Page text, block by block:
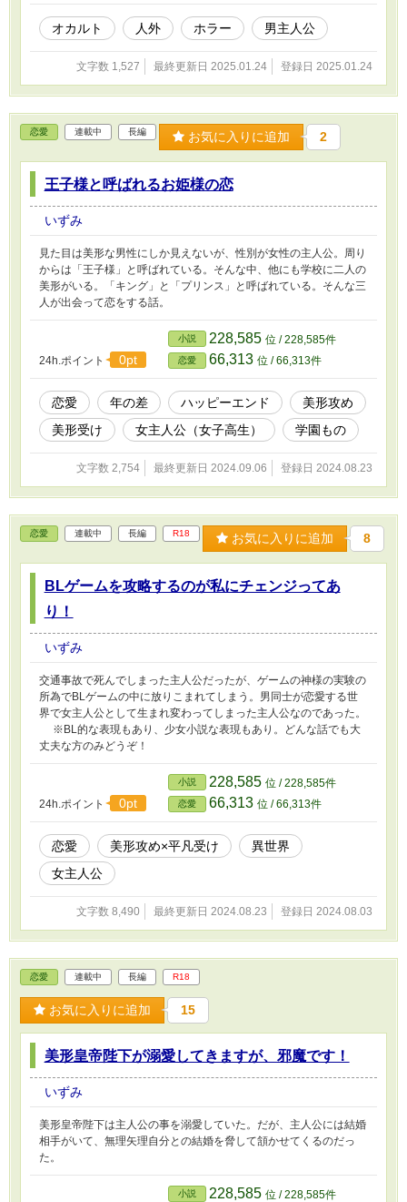
オカルト 人外 ホラー 男主人公
文字数 1,527 最終更新日 2025.01.24 登録日 2025.01.24
恋愛 連載中 長編 お気に入りに追加 2
王子様と呼ばれるお姫様の恋
いずみ
見た目は美形な男性にしか見えないが、性別が女性の主人公。周り
からは「王子様」と呼ばれている。そんな中、他にも学校に二人の
美形がいる。「キング」と「プリンス」と呼ばれている。そんな三
人が出会って恋をする話。
24h.ポイント 0pt
小説 228,585 位 / 228,585件
恋愛 66,313 位 / 66,313件
恋愛 年の差 ハッピーエンド
美形攻め
美形受け
女主人公（女子高生） 学園もの
文字数 2,754 最終更新日 2024.09.06 登録日 2024.08.23
恋愛 連載中 長編 R18 お気に入りに追加 8
BLゲームを攻略するのが私にチェンジってあ
り！
いずみ
交通事故で死んでしまった主人公だったが、ゲームの神様の実験の
所為でBLゲームの中に放りこまれてしまう。男同士が恋愛する世
界で女主人公として生まれ変わってしまった主人公なのであった。
※BL的な表現もあり、少女小説な表現もあり。どんな話でも大
丈夫な方のみどうぞ！
24h.ポイント 0pt
小説 228,585 位 / 228,585件
恋愛 66,313 位 / 66,313件
恋愛 美形攻め×平凡受け
異世界
女主人公
文字数 8,490 最終更新日 2024.08.23 登録日 2024.08.03
恋愛 連載中 長編 R18
お気に入りに追加 15
美形皇帝陛下が溺愛してきますが、邪魔です！
いずみ
美形皇帝陛下は主人公の事を溺愛していた。だが、主人公には結婚
相手がいて、無理矢理自分との結婚を脅して頷かせてくるのだっ
た。
小説 228,585 位 / 228,585件